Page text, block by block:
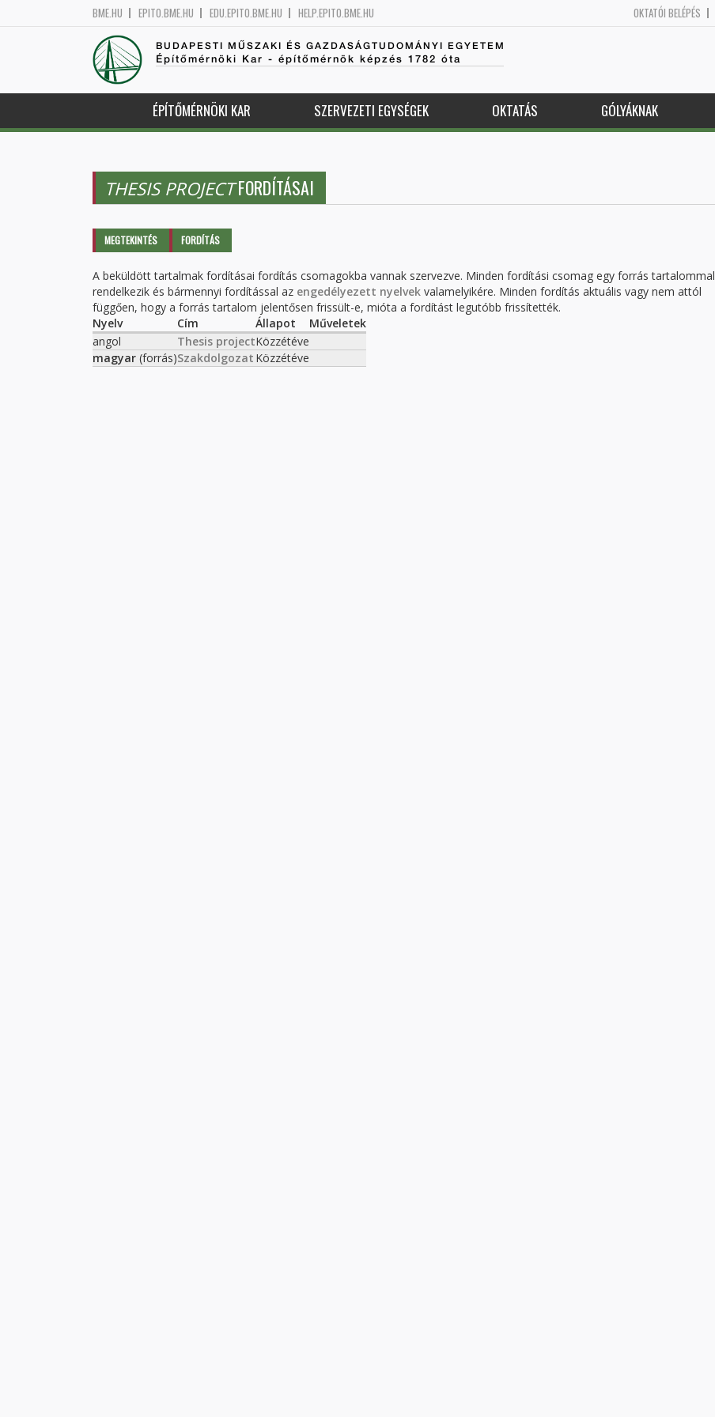
BME.HU EPITO.BME.HU EDU.EPITO.BME.HU HELP.EPITO.BME.HU OKTATÓI BELÉPÉS
BUDAPESTI MŰSZAKI ÉS GAZDASÁGTUDOMÁNYI EGYETEM
Építőmérnöki Kar - építőmérnök képzés 1782 óta
ÉPÍTŐMÉRNÖKI KAR SZERVEZETI EGYSÉGEK OKTATÁS GÓLYÁKNAK
THESIS PROJECTFORDÍTÁSAI
Elsődleges fülek
MEGTEKINTÉS FORDÍTÁS
A beküldött tartalmak fordításai fordítás csomagokba vannak szervezve. Minden fordítási csomag egy forrás tartalommal
rendelkezik és bármennyi fordítással az engedélyezett nyelvek valamelyikére. Minden fordítás aktuális vagy nem attól
függően, hogy a forrás tartalom jelentősen frissült-e, mióta a fordítást legutóbb frissítették.
Nyelv
Cím Állapot
Műveletek
angol
Thesis projectKözzétéve
magyar (forrás)Szakdolgozat Közzétéve